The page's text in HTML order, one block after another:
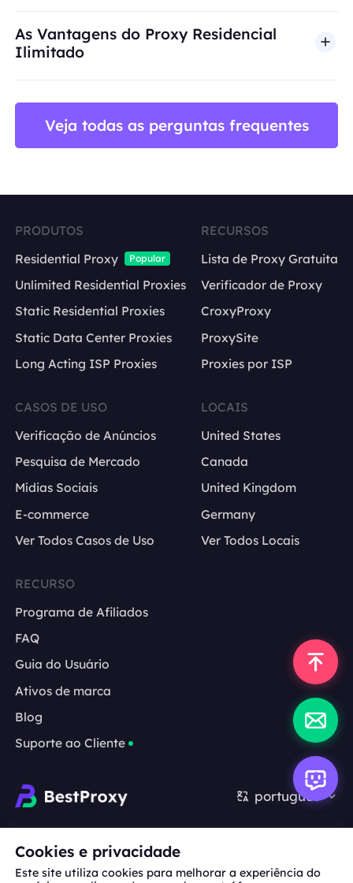
As Vantagens do Proxy Residencial
Ilimitado
Veja todas as perguntas frequentes
PRODUTOS
Residential Proxy
Popular
Unlimited Residential Proxies
Static Residential Proxies
Static Data Center Proxies
Long Acting ISP Proxies
RECURSOS
Lista de Proxy Gratuita
Verificador de Proxy
CroxyProxy
ProxySite
Proxies por ISP
CASOS DE USO
Verificação de Anúncios
Pesquisa de Mercado
Mídias Sociais
E-commerce
Ver Todos Casos de Uso
LOCAIS
United States
Canada
United Kingdom
Germany
Ver Todos Locais
RECURSO
Programa de Afiliados
FAQ
Guia do Usuário
Ativos de marca
Blog
Suporte ao Cliente
português
Cooperação:michael.wang@bestproxy.com
Cookies e privacidade
Este site utiliza cookies para melhorar a experiência do